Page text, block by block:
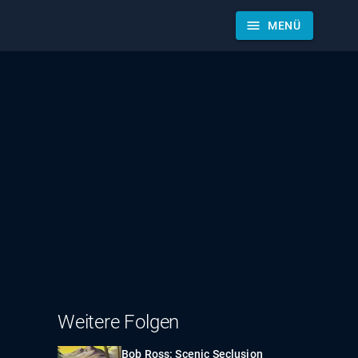
menu MENÜ
Weitere Folgen
Bob Ross: Scenic Seclusion